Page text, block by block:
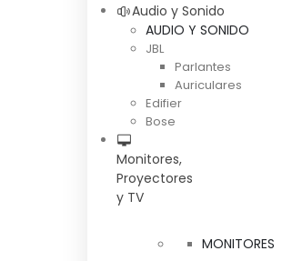
Audio y Sonido
AUDIO Y SONIDO
JBL
Parlantes
Auriculares
Edifier
Bose
Monitores,
Proyectores
y TV
MONITORES